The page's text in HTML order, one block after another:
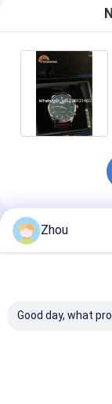
Sản Phẩm
Zhou
Good day, what